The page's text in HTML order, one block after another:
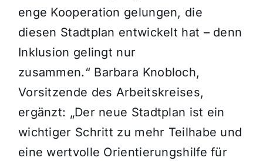
enge Kooperation gelungen, die
diesen Stadtplan entwickelt hat – denn
Inklusion gelingt nur
zusammen.“ Barbara Knobloch,
Vorsitzende des Arbeitskreises,
ergänzt: „Der neue Stadtplan ist ein
wichtiger Schritt zu mehr Teilhabe und
eine wertvolle Orientierungshilfe für